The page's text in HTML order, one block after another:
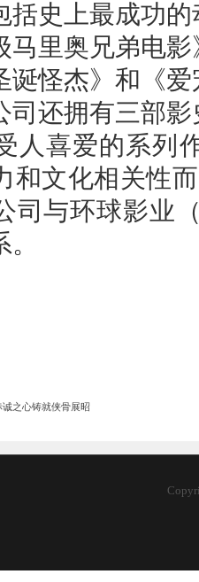
括史上最成功
马里奥兄弟电
诞怪杰》和《
司还拥有三部
人喜爱的系列
和文化相关性
司与环球影业
之心铸就侠骨展昭